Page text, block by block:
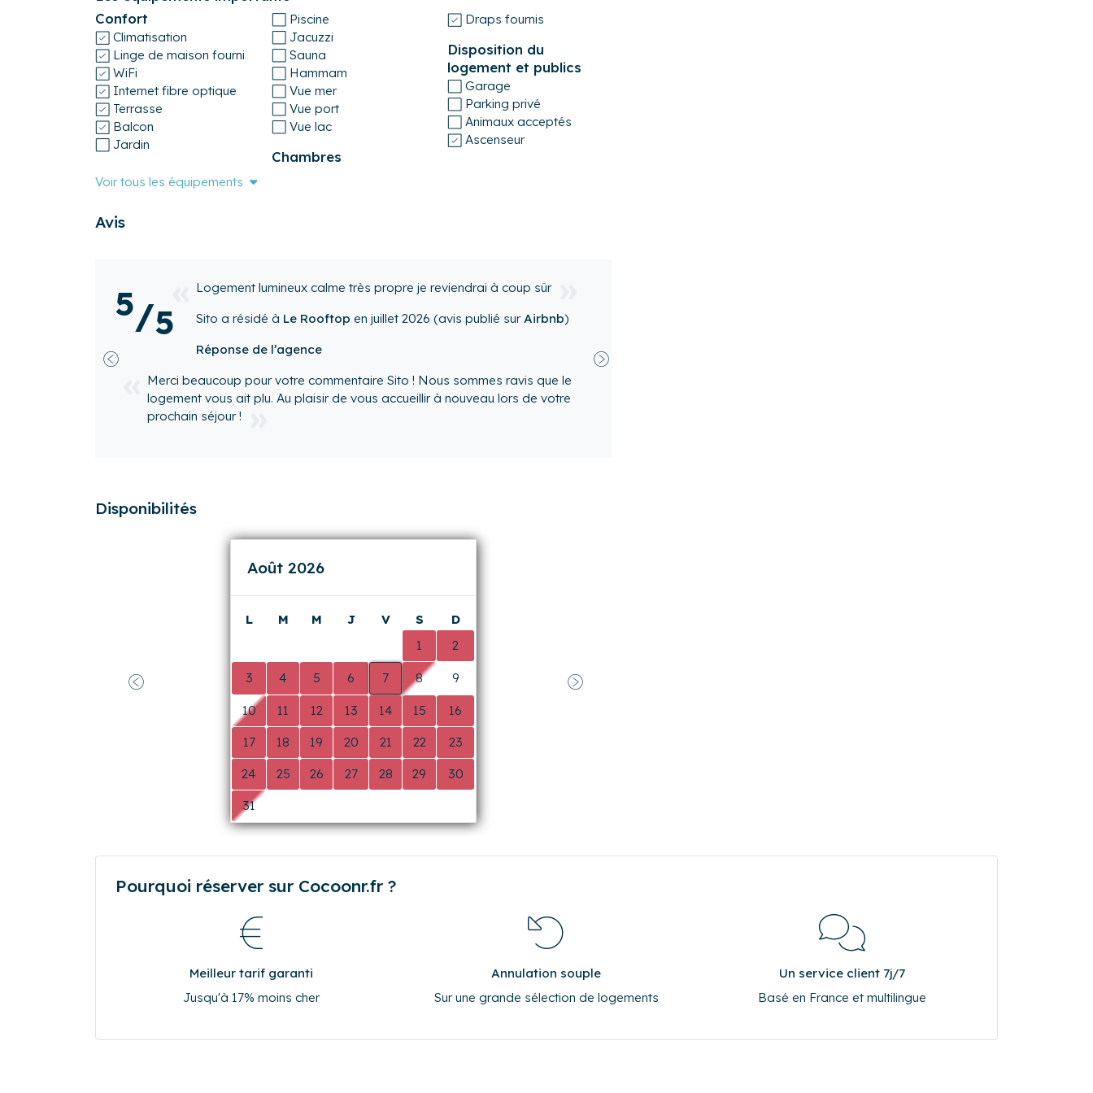
Confort
Climatisation
Linge de maison fourni
WiFi
Internet fibre optique
Terrasse
Balcon
Jardin
Piscine
Jacuzzi
Sauna
Hammam
Vue mer
Vue port
Vue lac
Chambres
Draps fournis
Disposition du
logement et publics
Garage
Parking privé
Animaux acceptés
Ascenseur
Voir tous les équipements
Avis
5/5
Bonjour,
Cdt,
Aboubacara résidé à
Réponse de l’agence
Précédent
S
D
0
0 0 0 0 1 2
3 4 5 6 7 8 9
10 11 12 13 14 15 16
17 18 19 20 21 22 23
24
Pourquoi réserver sur Cocoonr.fr ?
Meilleur tarif garanti